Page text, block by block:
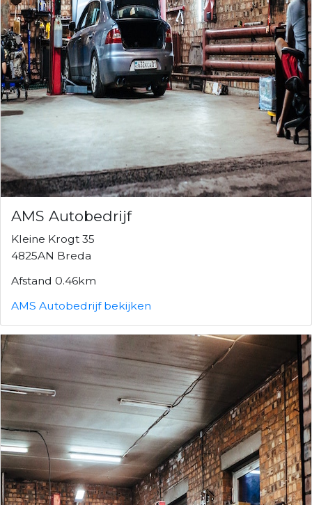
AMS Autobedrijf
Kleine Krogt 35
4825AN Breda
Afstand 0.46km
AMS Autobedrijf bekijken